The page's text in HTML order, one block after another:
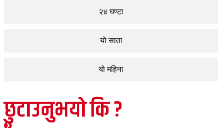
२४ घण्टा
यो साता
यो महिना
छुटाउनुभयो कि ?
मुख्य समाचार